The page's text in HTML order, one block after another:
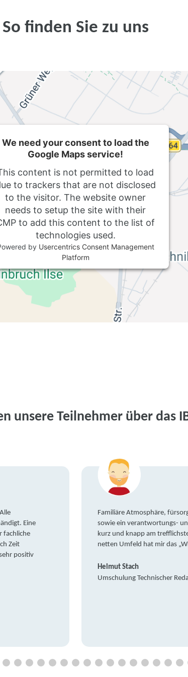
So finden Sie zu uns
We need your consent to load the
Google Maps service!
content is not permitted to load
to trackers that are not disclosed
to the visitor. The website owner
needs to setup the site with their
to add this content to the list of
technologies used.
by Usercentrics Consent Management
Platform
unsere Teilnehmer über das
Eine
fachliche
Zeit
positiv
Familiäre Atmosphäre,
sowie ein verantwortungs-
kurz und knapp am
netten Umfeld hat mir das
Helmut Stach
Umschulung Technischer